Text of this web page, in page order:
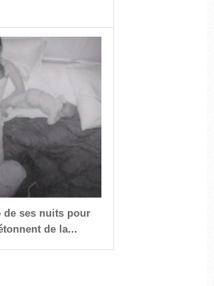
de ses nuits pour
de la...